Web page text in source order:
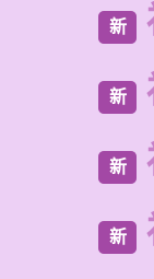
新
新
新
新